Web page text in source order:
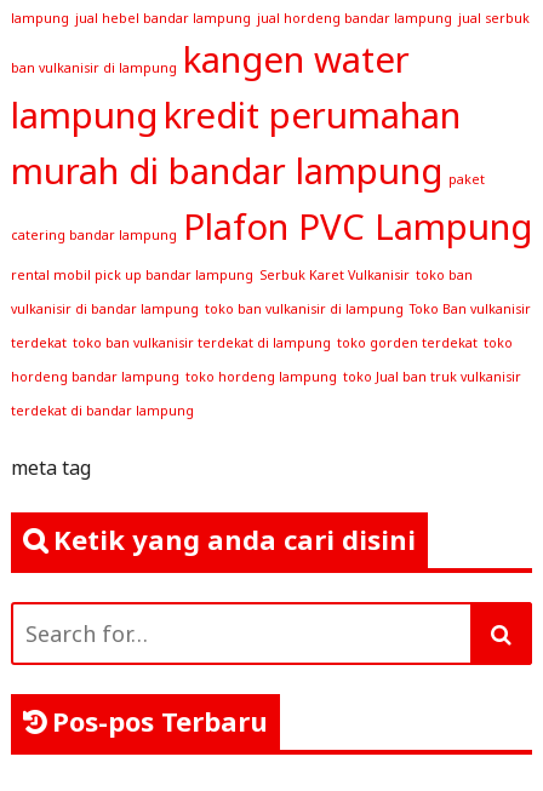
lampung jual hebel bandar lampung jual hordeng bandar lampung jual serbuk
ban vulkanisir di lampung kangen water
lampung kredit perumahan
murah di bandar lampung paket
catering bandar lampung Plafon PVC Lampung
rental mobil pick up bandar lampung Serbuk Karet Vulkanisir toko ban
vulkanisir di bandar lampung toko ban vulkanisir di lampung Toko Ban vulkanisir
terdekat toko ban vulkanisir terdekat di lampung toko gorden terdekat toko
hordeng bandar lampung toko hordeng lampung toko Jual ban truk vulkanisir
terdekat di bandar lampung
meta tag
Ketik yang anda cari disini
for:
Pos-pos Terbaru